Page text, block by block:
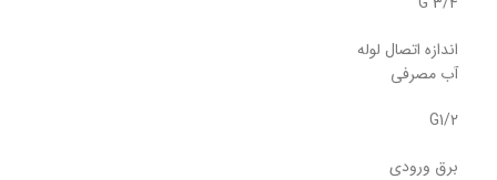
اندازه اتصال لوله
آب مصرفی
G1/2
برق ورودی